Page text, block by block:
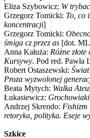
Eliza Szybowicz: W
Grzegorz Tomicki: To, co
koncentracji]
Grzegorz Tomicki:
śmiga cz przez as [dot.
Anna Kałuża: Różne
Kursywy. Pod red.
Robert Ostaszewski: Świat
Proza wyzwolonej
Beata Mytych: Walka
Łukasiewicz:
Andrzej Skrendo: Fishizm
retoryka, polityka. Eseje
Szkice